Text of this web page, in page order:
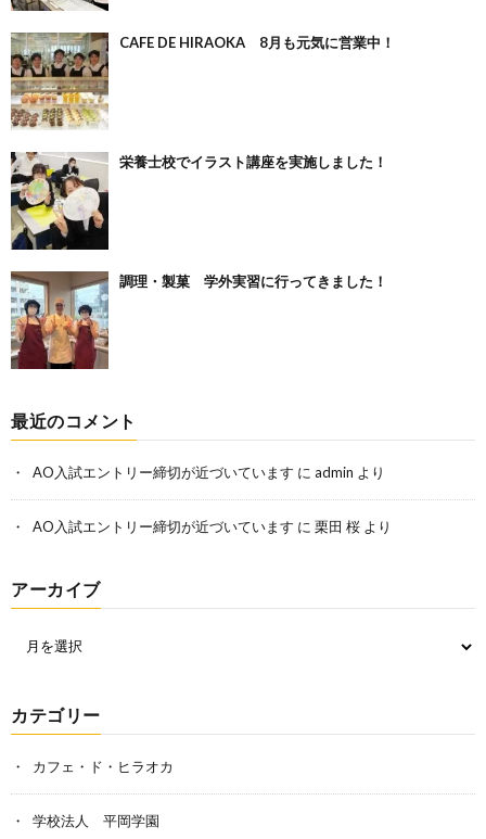
CAFE DE HIRAOKA 8月も元気に営業中！
栄養士校でイラスト講座を実施しました！
調理・製菓 学外実習に行ってきました！
最近のコメント
AO入試エントリー締切が近づいています に admin より
AO入試エントリー締切が近づいています に 栗田 桜 より
アーカイブ
カテゴリー
カフェ・ド・ヒラオカ
学校法人 平岡学園